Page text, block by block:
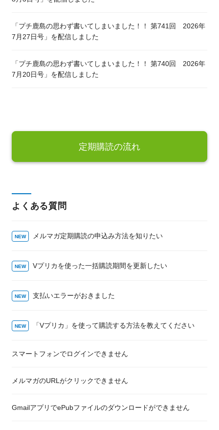
「プチ鹿島の思わず書いてしまいました！！ 第741回 2026年
7月27日号」を配信しました
「プチ鹿島の思わず書いてしまいました！！ 第740回 2026年
7月20日号」を配信しました
定期購読の流れ
よくある質問
メルマガ定期購読の申込み方法を知りたい
Vプリカを使った一括購読期間を更新したい
支払いエラーがおきました
「Vプリカ」を使って購読する方法を教えてください
スマートフォンでログインできません
メルマガのURLがクリックできません
GmailアプリでePubファイルのダウンロードができません